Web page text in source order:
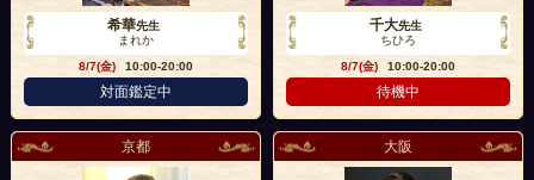
希華先生
まれか
8/7(金)
10:00-20:00
対面鑑定中
千大先生
ちひろ
8/7(金)
10:00-20:00
待機中
京都 大阪